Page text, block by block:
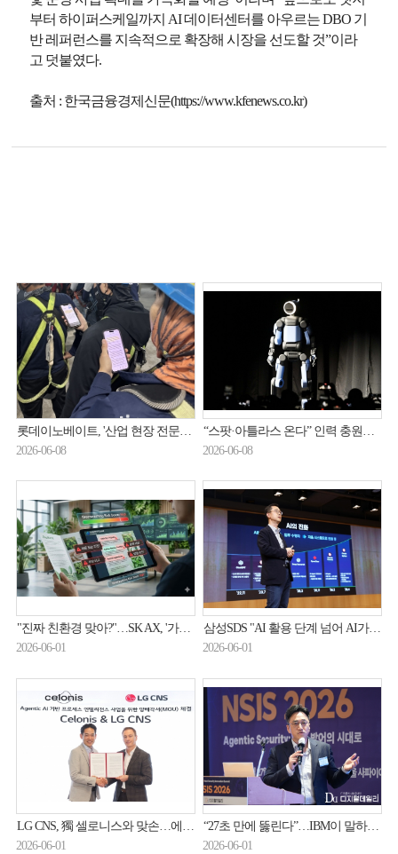
부터 하이퍼스케일까지 AI 데이터센터를 아우르는 DBO 기
반 레퍼런스를 지속적으로 확장해 시장을 선도할 것”이라
고 덧붙였다.
출처 : 한국금융경제신문(https://www.kfenews.co.kr)
롯데이노베이트, '산업 현장 전문용어' 실시간 번역 AI 에이전트 제공
2026-06-08
“스팟·아틀라스 온다” 인력 충원하는 현대오토에버
2026-06-08
"진짜 친환경 맞아?"…SK AX, '가짜 광고' 잡는 AI 내놨다
2026-06-01
삼성SDS "AI 활용 단계 넘어 AI가 직접 실행하는 시대"
2026-06-01
LG CNS, 獨 셀로니스와 맞손…에이전틱 AI 기반 프로세스 혁신
2026-06-01
“27초 만에 뚫린다”…IBM이 말하는 에이전틱 AI 시대 ‘자율 보안’
2026-06-01